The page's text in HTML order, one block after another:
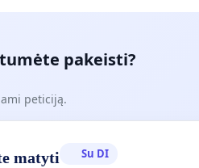
pakeisti?
peticiją.
matyti Su DI